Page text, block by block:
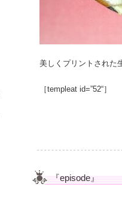
美しくプリントされた
［templeat id=”52“］
『episode』